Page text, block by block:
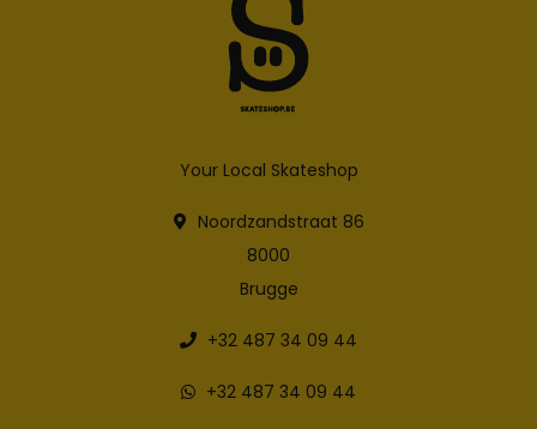
Your Local Skateshop
Noordzandstraat 86
8000
Brugge
+32 487 34 09 44
+32 487 34 09 44